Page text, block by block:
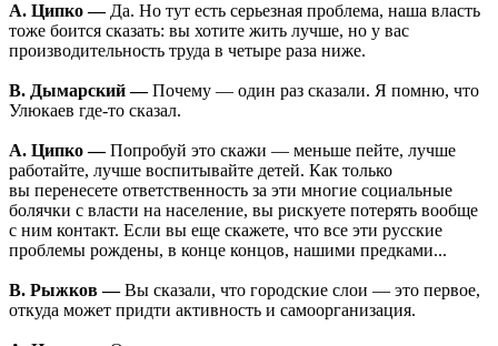
А. Ципко —Да. Но тут есть серьезная проблема, наша власть
тоже боится сказать: вы хотите жить лучше, но у вас
производительность труда в четыре раза ниже.
В. Дымарский —Почему — один раз сказали. Я помню, что
Улюкаев где-то сказал.
А. Ципко —Попробуй это скажи — меньше пейте, лучше
работайте, лучше воспитывайте детей. Как только
вы перенесете ответственность за эти многие социальные
болячки с власти на население, вы рискуете потерять вообще
с ним контакт. Если вы еще скажете, что все эти русские
проблемы рождены, в конце концов, нашими предками...
В. Рыжков —Вы сказали, что городские слои — это первое,
откуда может придти активность и самоорганизация.